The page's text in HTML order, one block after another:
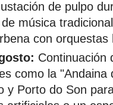
de pulpo
música
con orquestas
Continuación
como la
y Porto do Son